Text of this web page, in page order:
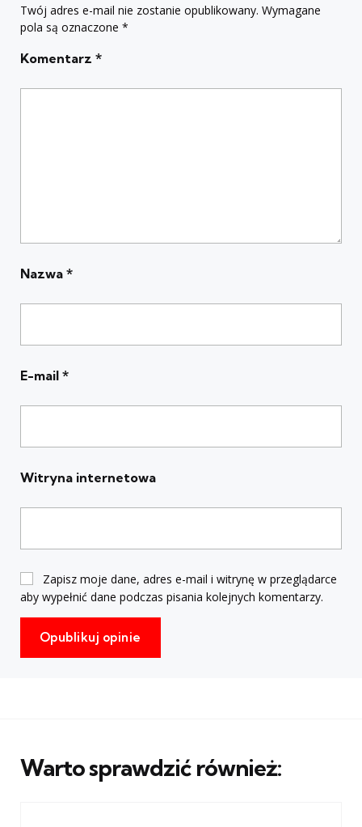
Twój adres e-mail nie zostanie opublikowany. Wymagane
pola są oznaczone *
Komentarz *
Nazwa *
E-mail *
Witryna internetowa
Zapisz moje dane, adres e-mail i witrynę w przeglądarce
aby wypełnić dane podczas pisania kolejnych komentarzy.
Warto sprawdzić również: